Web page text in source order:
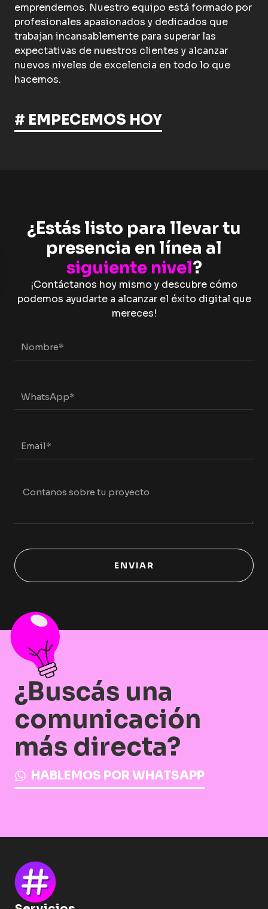
emprendemos. Nuestro equipo está formado por
profesionales apasionados y dedicados que
trabajan incansablemente para superar las
expectativas de nuestros clientes y alcanzar
nuevos niveles de excelencia en todo lo que
hacemos.
# EMPECEMOS HOY
¿Estás listo para llevar tu
presencia en línea al
siguiente nivel?
¡Contáctanos hoy mismo y descubre cómo
podemos ayudarte a alcanzar el éxito digital que
mereces!
Contanos
proyecto
ENVIAR
¿Buscás una
comunicación
más directa?
HABLEMOS POR WHATSAPP